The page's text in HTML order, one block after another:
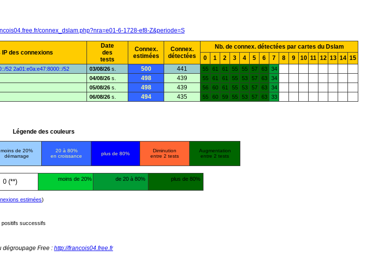
connex_dslam.php?nra=e01-6-1728-ef8-Z&periode=S
des connexions
Date
des
tests
Connex.
estimées
Connex.
détectées
Nb. de connex. détectées par cartes du Dslam
0
1 2 3 4 5 6 7 8 9 10 11 12 13 14 15
52 2a01:e0a:e47:8000::/52 03/08/26 s. 500 441 55 61 61 55 55 57 63
34
04/08/26 s. 498 439 55 61 61 55 53 57 63
34
05/08/26 s. 498 439 56 60 61 55 53 57 63
34
06/08/26 s. 494 435 55 60 59 55 53 57 63 33
Légende des couleurs
moins de 20%
démarrage
20 à 80%
en croissance
plus de 80%
Diminution
entre 2 tests
Augmentation
entre 2 tests
0 (**) moins de 20% de 20 à 80% plus de 80%
estimées)
successifs
dégroupage Free : http://francois04.free.fr